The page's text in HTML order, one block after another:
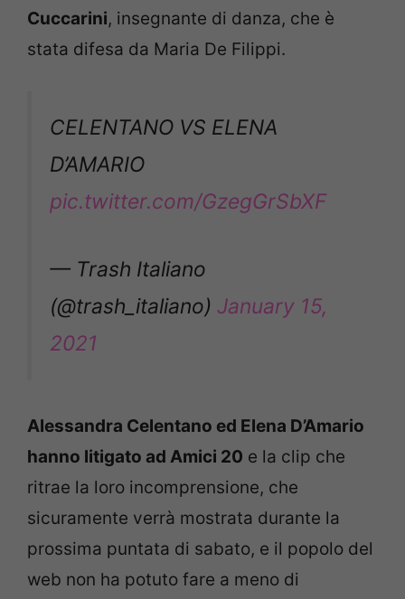
Cuccarini, insegnante di danza, che è
stata difesa da Maria De Filippi.
CELENTANO VS ELENA
D’AMARIO
pic.twitter.com/GzegGrSbXF
— Trash Italiano
(@trash_italiano) January 15,
2021
Alessandra Celentano ed Elena D’Amario
hanno litigato ad Amici 20 e la clip che
ritrae la loro incomprensione, che
sicuramente verrà mostrata durante la
prossima puntata di sabato, e il popolo del
web non ha potuto fare a meno di